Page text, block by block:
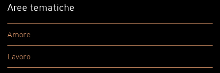
Aree tematiche
Amore
Lavoro